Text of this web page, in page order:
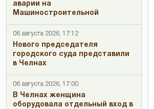
аварии на
Машиностроительной
06 августа 2026, 17:12
Нового председателя
городского суда представили
в Челнах
06 августа 2026, 17:00
В Челнах женщина
оборудовала отдельный вход в